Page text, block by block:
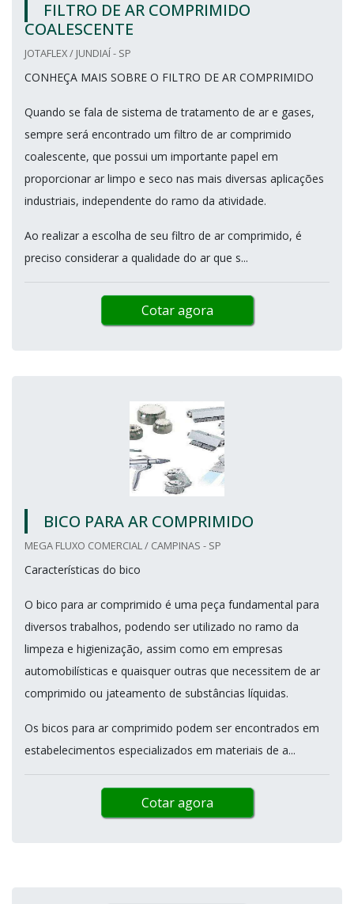
FILTRO DE AR COMPRIMIDO
COALESCENTE
JOTAFLEX / JUNDIAÍ - SP
CONHEÇA MAIS SOBRE O FILTRO DE AR COMPRIMIDO
Quando se fala de sistema de tratamento de ar e gases,
sempre será encontrado um filtro de ar comprimido
coalescente, que possui um importante papel em
proporcionar ar limpo e seco nas mais diversas aplicações
industriais, independente do ramo da atividade.
Ao realizar a escolha de seu filtro de ar comprimido, é
preciso considerar a qualidade do ar que s...
Cotar agora
BICO PARA AR COMPRIMIDO
MEGA FLUXO COMERCIAL / CAMPINAS - SP
Características do bico
O bico para ar comprimido é uma peça fundamental para
diversos trabalhos, podendo ser utilizado no ramo da
limpeza e higienização, assim como em empresas
automobilísticas e quaisquer outras que necessitem de ar
comprimido ou jateamento de substâncias líquidas.
Os bicos para ar comprimido podem ser encontrados em
estabelecimentos especializados em materiais de a...
Cotar agora